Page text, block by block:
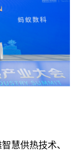
慧供热技术、